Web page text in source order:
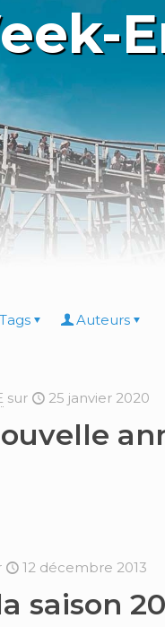
Tags Auteurs
sur 25 janvier 2020
12 décembre 2013
saison